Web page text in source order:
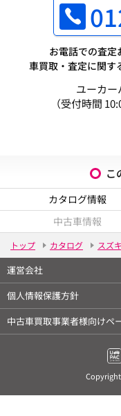
お電話での査定
車買取・査定に関す
ユーカー
（受付時間
こ
カタログ情報
中古車情報
トップ カタログ スズキ
運営会社
個人情報保護方針
中古車買取事業者様向けペ